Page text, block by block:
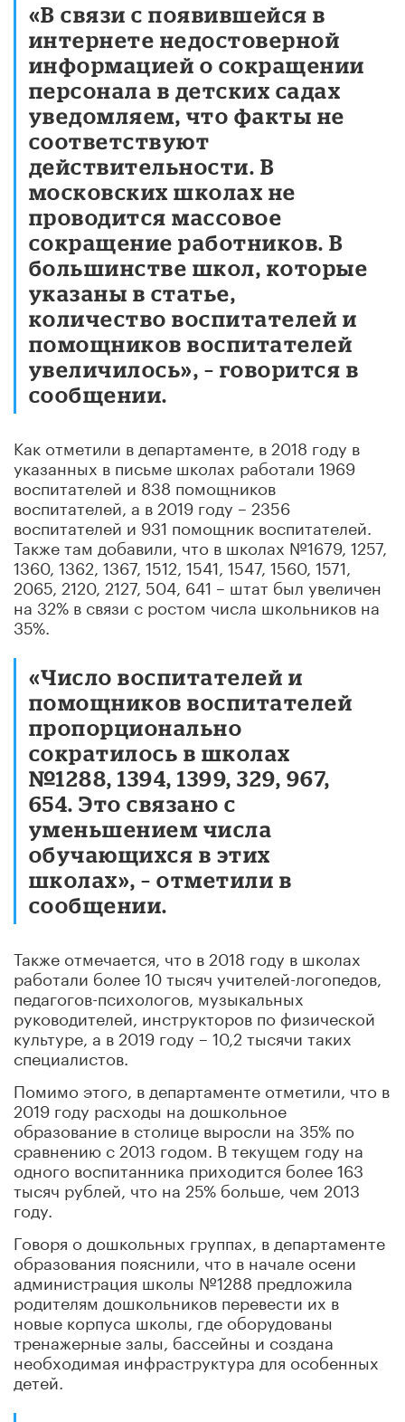
«В связи с появившейся в
интернете недостоверной
информацией о сокращении
персонала в детских садах
уведомляем, что факты не
соответствуют
действительности. В
московских школах не
проводится массовое
сокращение работников. В
большинстве школ, которые
указаны в статье,
количество воспитателей и
помощников воспитателей
увеличилось», – говорится в
сообщении.
Как отметили в департаменте, в 2018 году в
указанных в письме школах работали 1969
воспитателей и 838 помощников
воспитателей, а в 2019 году – 2356
воспитателей и 931 помощник воспитателей.
Также там добавили, что в школах №1679, 1257,
1360, 1362, 1367, 1512, 1541, 1547, 1560, 1571,
2065, 2120, 2127, 504, 641 – штат был увеличен
на 32% в связи с ростом числа школьников на
35%.
«Число воспитателей и
помощников воспитателей
пропорционально
сократилось в школах
№1288, 1394, 1399, 329, 967,
654. Это связано с
уменьшением числа
обучающихся в этих
школах», – отметили в
сообщении.
Также отмечается, что в 2018 году в школах
работали более 10 тысяч учителей-логопедов,
педагогов-психологов, музыкальных
руководителей, инструкторов по физической
культуре, а в 2019 году – 10,2 тысячи таких
специалистов.
Помимо этого, в департаменте отметили, что в
2019 году расходы на дошкольное
образование в столице выросли на 35% по
сравнению с 2013 годом. В текущем году на
одного воспитанника приходится более 163
тысяч рублей, что на 25% больше, чем 2013
году.
Говоря о дошкольных группах, в департаменте
образования пояснили, что в начале осени
администрация школы №1288 предложила
родителям дошкольников перевести их в
новые корпуса школы, где оборудованы
тренажерные залы, бассейны и создана
необходимая инфраструктура для особенных
детей.